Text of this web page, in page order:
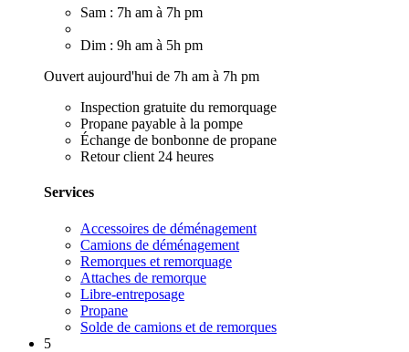
Sam : 7h am à 7h pm
Dim : 9h am à 5h pm
Ouvert aujourd'hui de 7h am à 7h pm
Inspection gratuite du remorquage
Propane payable à la pompe
Échange de bonbonne de propane
Retour client 24 heures
Services
Accessoires de déménagement
Camions de déménagement
Remorques et remorquage
Attaches de remorque
Libre-entreposage
Propane
Solde de camions et de remorques
5